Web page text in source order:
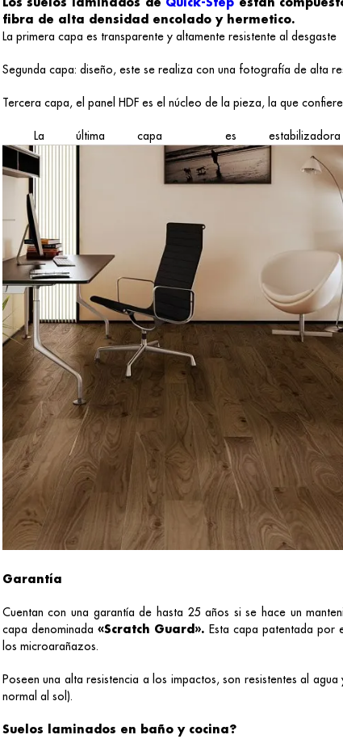
Lossuelos laminados de Quick-Step estan
fibra de alta densidad encolado y hermetico.
La primera capa es transparente y altamente resistente al desgaste
Segunda capa: diseño, este se realiza con una fotografía de alta
Tercera capa, el panel HDF es el núcleo de la pieza, la que
La última capa es estabilizadora
Garantía
Cuentan con una garantía de hasta 25 años si se hace un
capa denominada «Scratch Guard». Esta capa patentada por
los microarañazos.
Poseen una alta resistencia a los impactos, son resistentes al
normal al sol).
Suelos laminados en baño y cocina?